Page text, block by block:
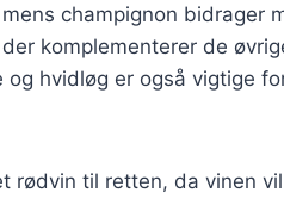
champignon bidrager
komplementerer de
hvidløg er også vigtige
til retten, da vinen